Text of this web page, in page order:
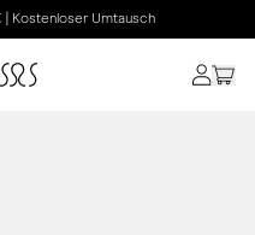
| Kostenloser Umtausch